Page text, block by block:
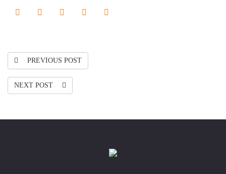
PREVIOUS POST
NEXT POST